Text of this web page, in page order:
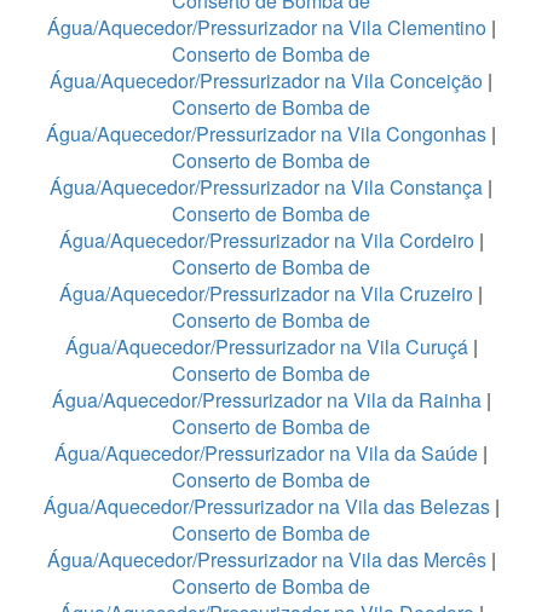
Água/Aquecedor/Pressurizador na Vila Clementino|
Conserto de Bomba de
Água/Aquecedor/Pressurizador na Vila Conceição |
Conserto de Bomba de
Água/Aquecedor/Pressurizador na Vila Congonhas |
Conserto de Bomba de
Água/Aquecedor/Pressurizador na Vila Constança |
Conserto de Bomba de
Água/Aquecedor/Pressurizador na Vila Cordeiro|
Conserto de Bomba de
Água/Aquecedor/Pressurizador na Vila Cruzeiro |
Conserto de Bomba de
Água/Aquecedor/Pressurizador na Vila Curuçá |
Conserto de Bomba de
Água/Aquecedor/Pressurizador na Vila da Rainha |
Conserto de Bomba de
Água/Aquecedor/Pressurizador na Vila da Saúde |
Conserto de Bomba de
Água/Aquecedor/Pressurizador na Vila das Belezas|
Conserto de Bomba de
Água/Aquecedor/Pressurizador na Vila das Mercês|
Conserto de Bomba de